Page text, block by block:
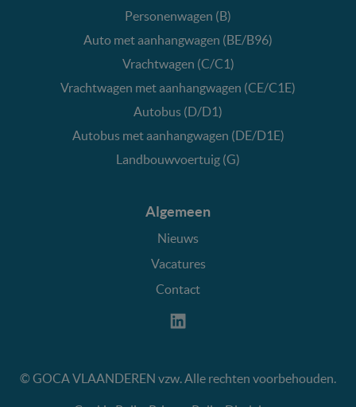
Personenwagen (B)
Auto met aanhangwagen (BE/B96)
Vrachtwagen (C/C1)
Vrachtwagen met aanhangwagen (CE/C1E)
Autobus (D/D1)
Autobus met aanhangwagen (DE/D1E)
Landbouwvoertuig (G)
Algemeen
Nieuws
Vacatures
Contact
© GOCA VLAANDEREN vzw. Alle rechten voorbehouden.